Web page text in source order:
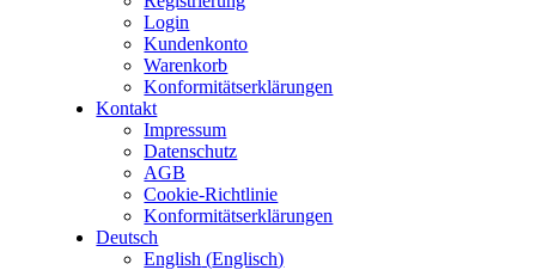
Login
Kundenkonto
Warenkorb
Konformitätserklärungen
Kontakt
Impressum
Datenschutz
AGB
Cookie-Richtlinie
Konformitätserklärungen
Deutsch
English (Englisch)